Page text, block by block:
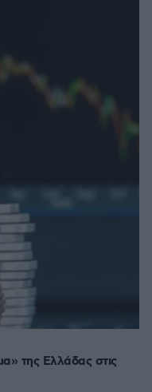
της Ελλάδας στις